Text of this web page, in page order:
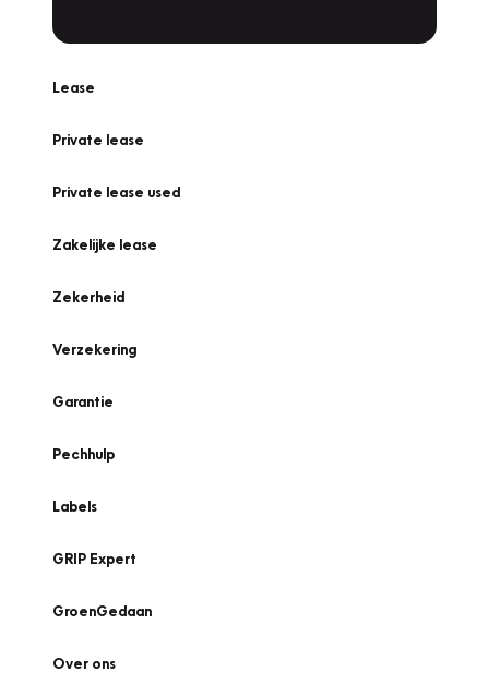
Lease
Private lease
Private lease used
Zakelijke lease
Zekerheid
Verzekering
Garantie
Pechhulp
Labels
GRIP Expert
GroenGedaan
Over ons